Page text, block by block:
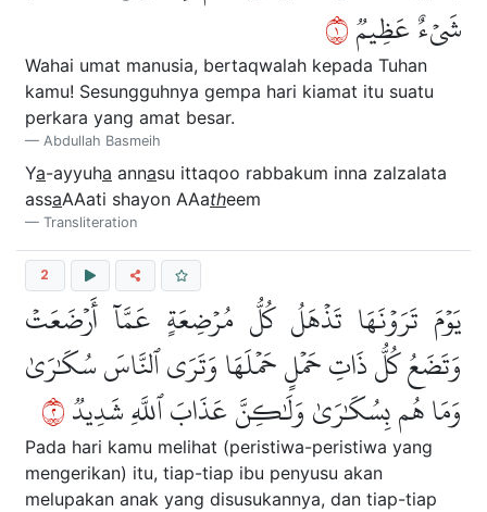
شَيۡءٌ عَظِيمٞ١
Wahai umat manusia, bertaqwalah kepada Tuhan
kamu! Sesungguhnya gempa hari kiamat itu suatu
perkara yang amat besar.
Abdullah Basmeih
Ya-ayyuha annasu ittaqoo rabbakum inna zalzalata
assaAAati shayon AAatheem
Transliteration
2
يَوۡمَ تَرَوۡنَهَا تَذۡهَلُ كُلُّ مُرۡضِعَةٍ عَمَّآ أَرۡضَعَتۡ
وَتَضَعُ كُلُّ ذَاتِ حَمۡلٍ حَمۡلَهَا وَتَرَى ٱلنَّاسَ سُكَٰرَىٰ
وَمَا هُم بِسُكَٰرَىٰ وَلَٰكِنَّ عَذَابَ ٱللَّهِ شَدِيدٞ٢
Pada hari kamu melihat (peristiwa-peristiwa yang
mengerikan) itu, tiap-tiap ibu penyusu akan
melupakan anak yang disusukannya, dan tiap-tiap